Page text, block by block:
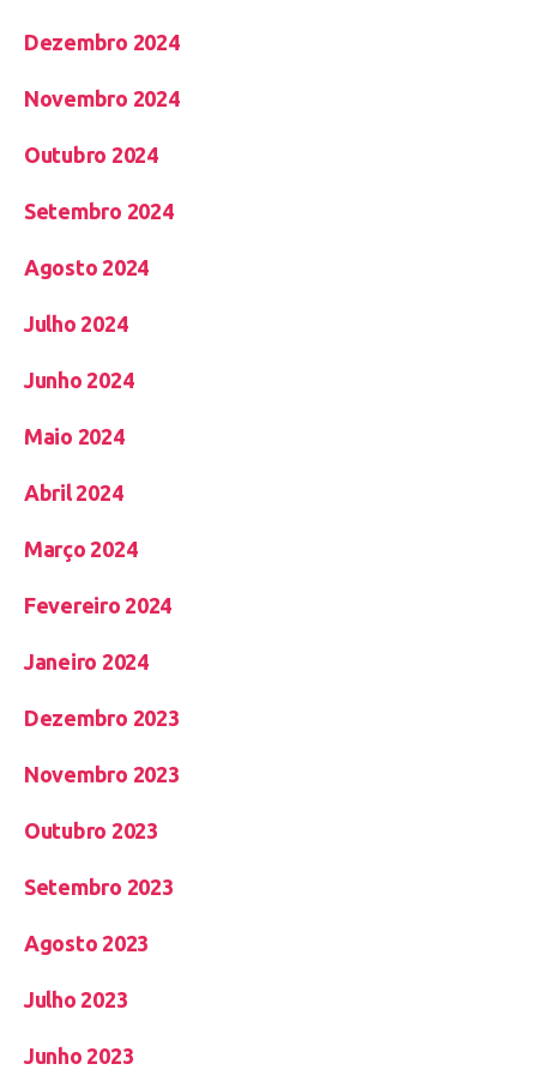
Dezembro 2024
Novembro 2024
Outubro 2024
Setembro 2024
Agosto 2024
Julho 2024
Junho 2024
Maio 2024
Abril 2024
Março 2024
Fevereiro 2024
Janeiro 2024
Dezembro 2023
Novembro 2023
Outubro 2023
Setembro 2023
Agosto 2023
Julho 2023
Junho 2023